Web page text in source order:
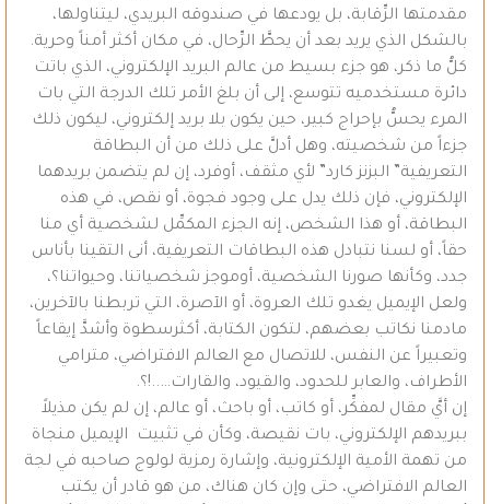
مقدمتها الرِّقابة، بل يودعها في صندوقه البريدي، ليتناولها،
بالشكل الذي يريد بعد أن يحطَّ الرِّحال، في مكان أكثر أمناً وحرية.
كلُّ ما ذكر، هو جزء بسيط من عالم البريد الإلكتروني، الذي باتت
دائرة مستخدميه تتوسع، إلى أن بلغ الأمر تلك الدرجة التي بات
المرء يحسُّ بإحراج كبير، حين يكون بلا بريد إلكتروني، ليكون ذلك
جزءاً من شخصيته، وهل أدلَّ على ذلك من أن البطاقة
التعريفية” البزنز كارد” لأي مثقف، أوفرد، إن لم يتضمن بريدهما
الإلكتروني، فإن ذلك يدل على وجود فجوة، أو نقص، في هذه
البطاقة، أو هذا الشخص، إنه الجزء المكمِّل لشخصية أي منا
حقاً، أو لسنا نتبادل هذه البطاقات التعريفية، أنى التقينا بأناس
جدد، وكأنها صورنا الشخصية، أوموجز شخصياتنا، وحيواتنا؟،
ولعل الإيميل يغدو تلك العروة، أو الآصرة، التي تربطنا بالآخرين،
مادمنا نكاتب بعضهم، لتكون الكتابة، أكثرسطوة وأشدَّ إيقاعاً
وتعبيراً عن النفس، للاتصال مع العالم الافتراضي، مترامي
الأطراف، والعابر للحدود، والقيود، والقارات…..!؟.
إن أيَّ مقال لمفكِّر، أو كاتب، أو باحث، أو عالم، إن لم يكن مذيلاً
ببريدهم الإلكتروني، بات نقيصة، وكأن في تثبيت الإيميل منجاة
من تهمة الأمية الإلكترونية، وإشارة رمزية لولوج صاحبه في لجة
العالم الافتراضي، حتى وإن كان هناك، من هو قادر أن يكتب